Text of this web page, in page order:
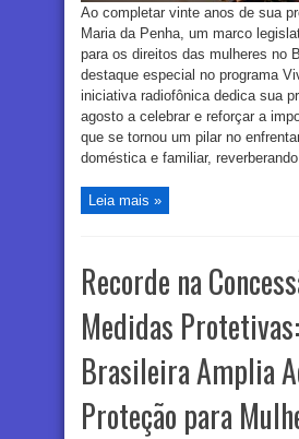
Ao completar vinte anos de sua
Maria da Penha, um marco
para os direitos das mulheres no
destaque especial no programa
iniciativa radiofônica dedica sua
agosto a celebrar e reforçar a
que se tornou um pilar no
doméstica e familiar,
Leia mais »
Recorde na
Medidas
Brasileira Amplia
Proteção para